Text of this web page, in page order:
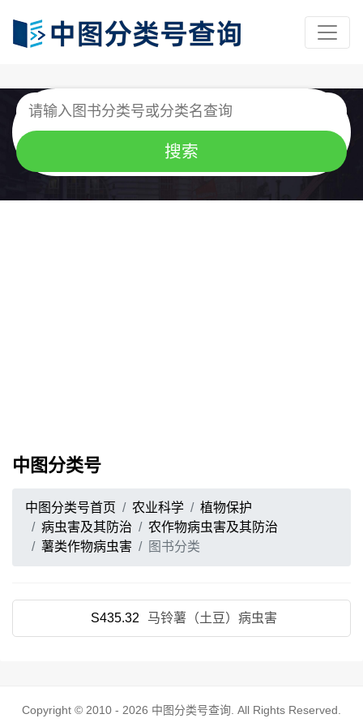
中图分类号
中图分类号首页 农业科学
植物保护
病虫害及其防治
农作物病虫害及其防治
薯类作物病虫害
图书分类
S435.32 马铃薯（土豆）病虫害
Copyright © 2010 - 2026 中图分类号查询 . All Rights Reserved.